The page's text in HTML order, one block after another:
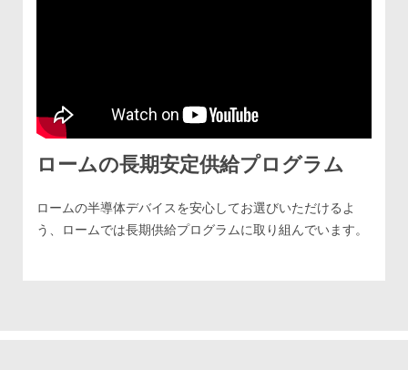
ロームの長期安定供給プログラム
ロームの半導体デバイスを安心してお選びいただけるよ
う、ロームでは長期供給プログラムに取り組んでいます。